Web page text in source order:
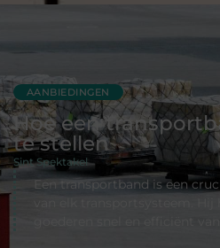
AANBIEDINGEN
Hoe een
te stellen
Sint Spektakel
Een transportband is een